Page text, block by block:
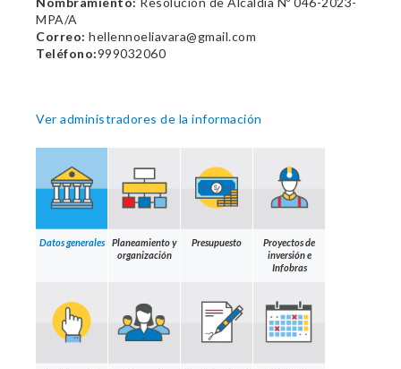
MPA/A
Correo: hellennoeliavara@gmail.com
Teléfono:999032060
Ver administradores de la información
Datos generales
Planeamiento y
organización
Presupuesto
Proyectos de
inversión e
Infobras